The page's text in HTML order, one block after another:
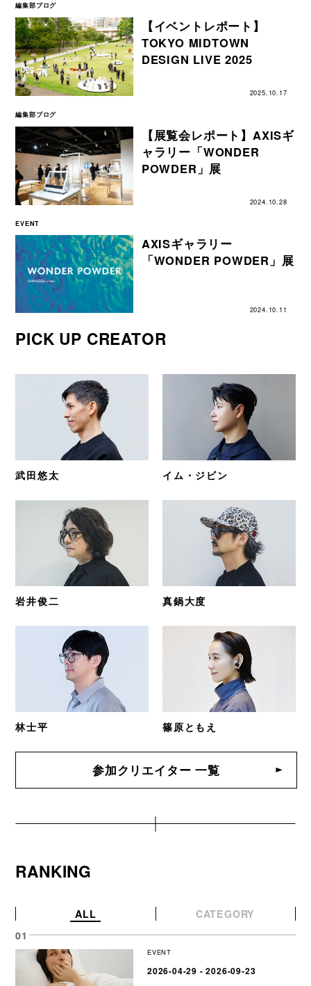
編集部ブログ
【イベントレポート】
TOKYO MIDTOWN
DESIGN LIVE 2025
2025.10.17
編集部ブログ
【展覧会レポート】AXISギ
ャラリー「WONDER
POWDER」展
2024.10.28
EVENT
AXISギャラリー
「WONDER POWDER」展
2024.10.11
PICK UP CREATOR
武田悠太 イム・ジビン
岩井俊二 真鍋大度
林士平 篠原ともえ
参加クリエイター 一覧
RANKING
ALL CATEGORY
EVENT
2026-04-29 - 2026-09-23